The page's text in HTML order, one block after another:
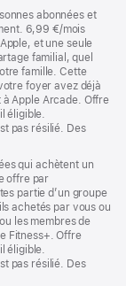
abonnées et
6,99 €/mois
et une seule
familial, quel
famille. Cette
foyer avez déjà
Apple Arcade. Offre
éligible.
pas résilié. Des
qui achètent un
offre par
partie d’un groupe
achetés par vous ou
les membres de
Fitness+. Offre
éligible.
pas résilié. Des